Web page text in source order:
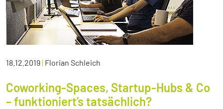
18.12.2019| Florian Schleich
Coworking-Spaces, Startup-Hubs & Co
– funktioniert’s tatsächlich?